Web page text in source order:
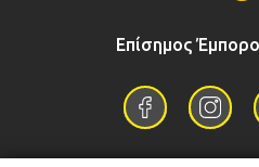
Επίσημος